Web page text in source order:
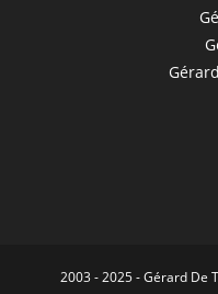
2003 - 2025 - Gérard De